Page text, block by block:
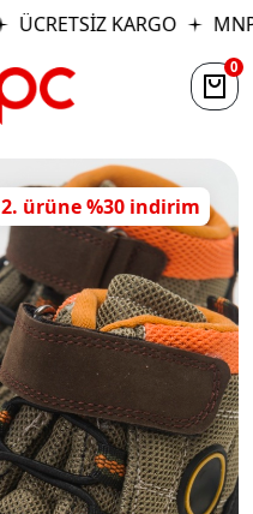
ÜCRETSİZ KARGO
0
2. ürüne %30 indirim